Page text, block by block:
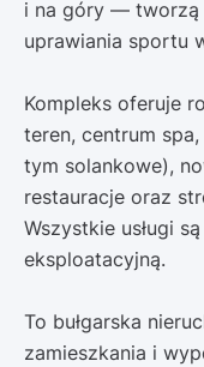
i na góry — tworzą
uprawiania sportu
Kompleks oferuje
teren, centrum
tym solankowe),
restauracje oraz
Wszystkie usługi
eksploatacyjną.
To bułgarska
zamieszkania i